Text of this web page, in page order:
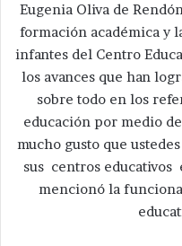
Eugenia Oliva de
formación académica y
infantes del Centro
los avances que han
sobre todo en los
educación por medio
mucho gusto que
sus centros educativos
mencionó la